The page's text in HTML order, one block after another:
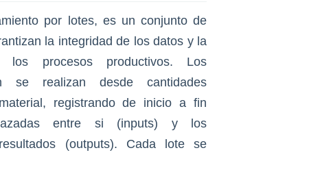
por lotes, es un conjunto de
la integridad de los datos y la
los procesos productivos. Los
se realizan desde cantidades
registrando de inicio a fin
entre si (inputs) y los
(outputs). Cada lote se